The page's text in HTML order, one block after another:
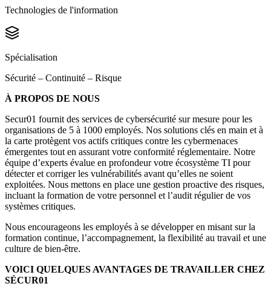
Technologies de l'information
Spécialisation
Sécurité – Continuité – Risque
À PROPOS DE NOUS
Secur01 fournit des services de cybersécurité sur mesure pour les
organisations de 5 à 1000 employés. Nos solutions clés en main et à
la carte protègent vos actifs critiques contre les cybermenaces
émergentes tout en assurant votre conformité réglementaire. Notre
équipe d’experts évalue en profondeur votre écosystème TI pour
détecter et corriger les vulnérabilités avant qu’elles ne soient
exploitées. Nous mettons en place une gestion proactive des risques,
incluant la formation de votre personnel et l’audit régulier de vos
systèmes critiques.
Nous encourageons les employés à se développer en misant sur la
formation continue, l’accompagnement, la flexibilité au travail et une
culture de bien-être.
VOICI QUELQUES AVANTAGES DE TRAVAILLER CHEZ
SÉCUR01